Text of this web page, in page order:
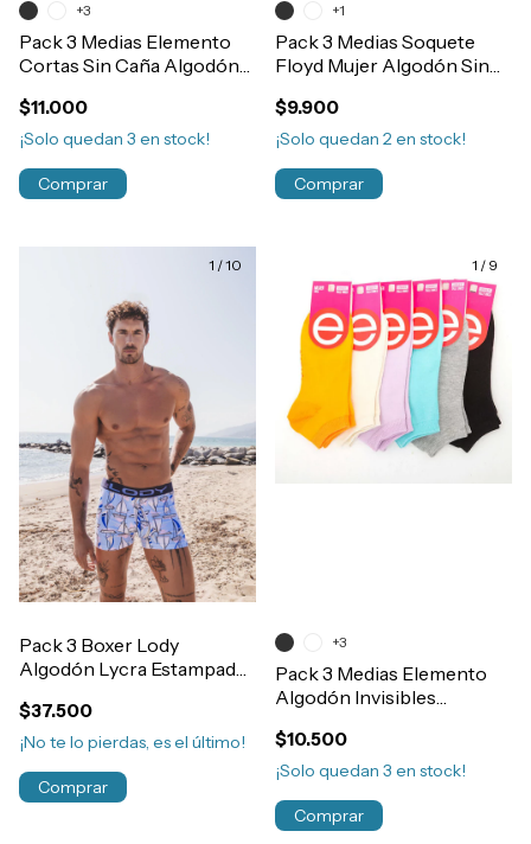
Pack 3 Medias Elemento
Cortas Sin Caña Algodón
$11.000
¡Solo quedan 3 en stock!
+3
Comprar
Pack 3 Medias Soquete
Floyd Mujer Algodón Sin
$9.900
¡Solo quedan 2en stock!
+1
Comprar
1 /10
Pack 3 Boxer Lody
Algodón Lycra Estampado
Hombre Art.914
$37.500
¡No te lo pierdas, es el último!
Comprar
1 / 9
Pack 3 Medias Elemento
Algodón Invisibles
$10.500
¡Solo quedan 3 en stock!
+3
Comprar